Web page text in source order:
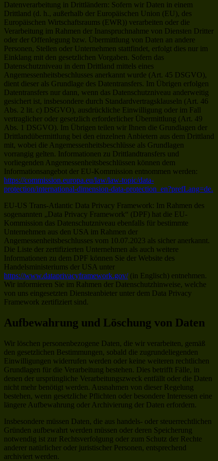
Datenverarbeitung in Drittländern: Sofern wir Daten in einem
Drittland (d. h., außerhalb der Europäischen Union (EU), des
Europäischen Wirtschaftsraums (EWR)) verarbeiten oder die
Verarbeitung im Rahmen der Inanspruchnahme von Diensten Dritter
oder der Offenlegung bzw. Übermittlung von Daten an andere
Personen, Stellen oder Unternehmen stattfindet, erfolgt dies nur im
Einklang mit den gesetzlichen Vorgaben. Sofern das
Datenschutzniveau in dem Drittland mittels eines
Angemessenheitsbeschlusses anerkannt wurde (Art. 45 DSGVO),
dient dieser als Grundlage des Datentransfers. Im Übrigen erfolgen
Datentransfers nur dann, wenn das Datenschutzniveau anderweitig
gesichert ist, insbesondere durch Standardvertragsklauseln (Art. 46
Abs. 2 lit. c) DSGVO), ausdrückliche Einwilligung oder im Fall
vertraglicher oder gesetzlich erforderlicher Übermittlung (Art. 49
Abs. 1 DSGVO). Im Übrigen teilen wir Ihnen die Grundlagen der
Drittlandübermittlung bei den einzelnen Anbietern aus dem Drittland
mit, wobei die Angemessenheitsbeschlüsse als Grundlagen
vorrangig gelten. Informationen zu Drittlandtransfers und
vorliegenden Angemessenheitsbeschlüssen können dem
Informationsangebot der EU-Kommission entnommen werden:
https://commission.europa.eu/law/law-topic/data-
protection/international-dimension-data-protection_en?prefLang=de.
EU-US Trans-Atlantic Data Privacy Framework: Im Rahmen des
sogenannten „Data Privacy Framework“ (DPF) hat die EU-
Kommission das Datenschutzniveau ebenfalls für bestimmte
Unternehmen aus den USA im Rahmen der
Angemessenheitsbeschlusses vom 10.07.2023 als sicher anerkannt.
Die Liste der zertifizierten Unternehmen als auch weitere
Informationen zu dem DPF können Sie der Website des
Handelsministeriums der USA unter
https://www.dataprivacyframework.gov/(in Englisch) entnehmen.
Wir informieren Sie im Rahmen der Datenschutzhinweise, welche
von uns eingesetzten Diensteanbieter unter dem Data Privacy
Framework zertifiziert sind.
Aufbewahrung und Löschung von Daten
Wir löschen personenbezogene Daten, die wir verarbeiten, gemäß
den gesetzlichen Bestimmungen, sobald die zugrundeliegenden
Einwilligungen widerrufen werden oder keine weiteren rechtlichen
Grundlagen für die Verarbeitung bestehen. Dies betrifft Fälle, in
denen der ursprüngliche Verarbeitungszweck entfällt oder die Daten
nicht mehr benötigt werden. Ausnahmen von dieser Regelung
bestehen, wenn gesetzliche Pflichten oder besondere Interessen eine
längere Aufbewahrung oder Archivierung der Daten erfordern.
Insbesondere müssen Daten, die aus handels- oder steuerrechtlichen
Gründen aufbewahrt werden müssen oder deren Speicherung
notwendig ist zur Rechtsverfolgung oder zum Schutz der Rechte
anderer natürlicher oder juristischer Personen, entsprechend
archiviert werden.